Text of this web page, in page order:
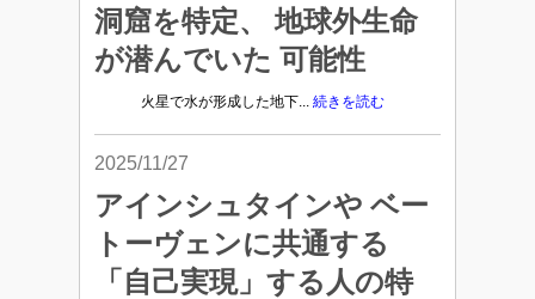
洞窟を特定、 地球外生命
が潜んでいた 可能性
火星で水が形成した地下... 続きを読む
2025/11/27
アインシュタインや ベー
トーヴェンに共通する
「自己実現」する人の特